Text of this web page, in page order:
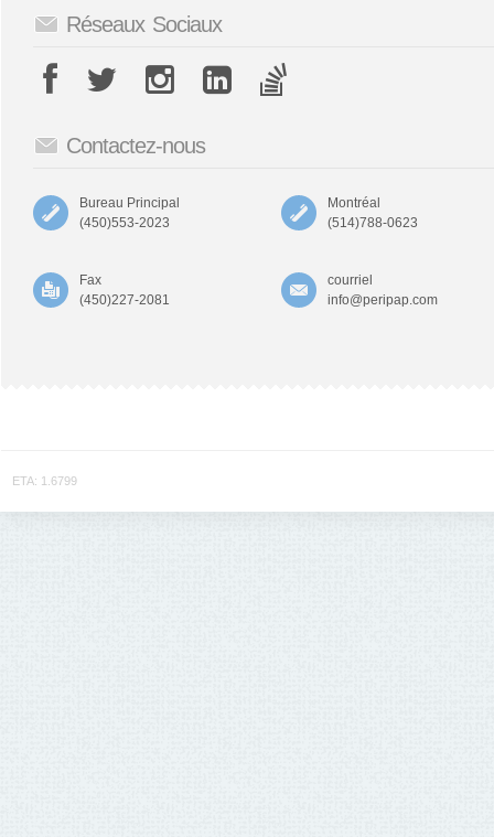
Réseaux Sociaux
Contactez-nous
Bureau Principal
(450)553-2023
Montréal
(514)788-0623
Fax
(450)227-2081
courriel
info@peripap.com
ETA: 1.6799